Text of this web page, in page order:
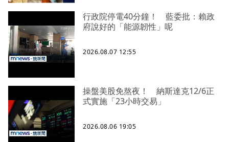
行政院停電40分鐘！ 藍委批：賴政
府說好的「能源韌性」呢
2026.08.07 12:55
操盤美股免熬夜！ 納斯達克12/6正
式實施「23小時交易」
2026.08.06 19:05